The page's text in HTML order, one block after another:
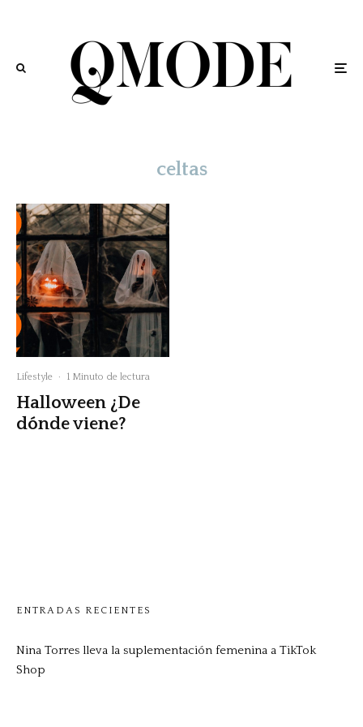
celtas
Lifestyle · 1 Minuto de lectura
Halloween ¿De
dónde viene?
ENTRADAS RECIENTES
Nina Torres lleva la suplementación femenina a TikTok
Shop